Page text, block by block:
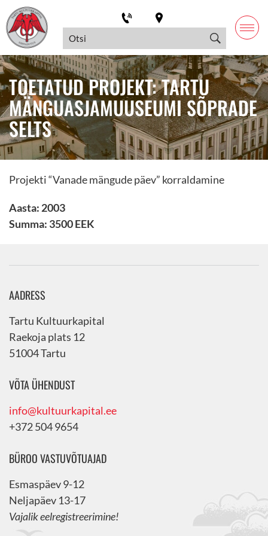
TOETATUD PROJEKT: TARTU
MÄNGUASJAMUUSEUMI SÕPRADE
SELTS
Projekti “Vanade mängude päev” korraldamine
Aasta: 2003
Summa: 3500 EEK
AADRESS
Tartu Kultuurkapital
Raekoja plats 12
51004 Tartu
VÕTA ÜHENDUST
info@kultuurkapital.ee
+372 504 9654
BÜROO VASTUVÕTUAJAD
Esmaspäev 9-12
Neljapäev 13-17
Vajalik eelregistreerimine!